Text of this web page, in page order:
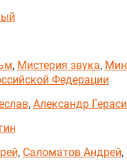
, Мистерия звука,
Федерации
, Александр
, Саломатов Андрей,